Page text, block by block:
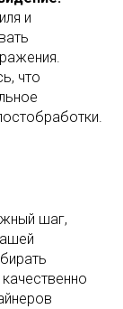
и
что
шаг,